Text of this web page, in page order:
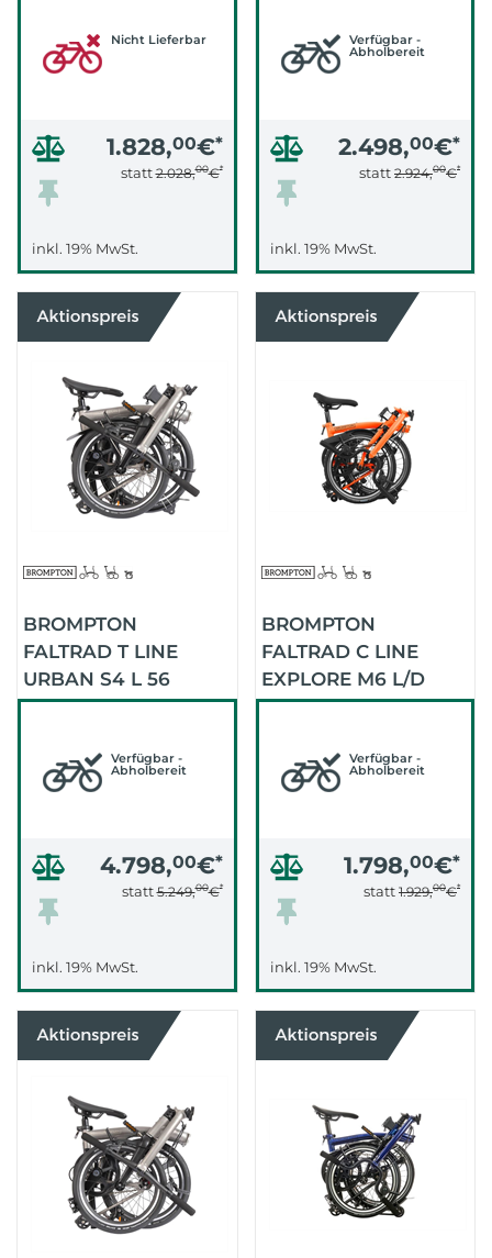
Nicht Lieferbar
1.828,00€*
statt2.028,00€*
inkl. 19% MwSt.
Verfügbar -
Abholbereit
2.498,00€*
statt 2.924,00€*
inkl. 19% MwSt.
BROMPTON
FALTRAD T LINE
URBAN S4 L 56
ZÄHNE (BLASTED
Verfügbar -
Abholbereit
4.798,00€*
statt5.249,00€*
inkl. 19% MwSt.
BROMPTON
FALTRAD C LINE
EXPLORE M6 L/D
EDITION (SUNSET
Verfügbar -
Abholbereit
1.798,00€*
statt 1.929,00€*
inkl. 19% MwSt.